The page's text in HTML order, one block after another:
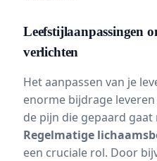
Leefstijlaanpassingen
verlichten
Het aanpassen van je
enorme bijdrage
de pijn die gepaard
Regelmatige
een cruciale rol. Door